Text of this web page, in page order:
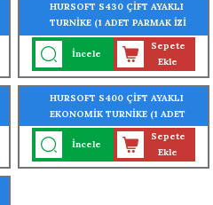
HURSOFT S430 ÇİFT AYAKLI
TURNİKE (1 ADET PARMAK İZİ
OKUYUCU TURNİKEYE
MONTELİ)
İncele
Sepete
Ekle
HURSOFT S400 ÇİFT AYAKLI
EKONOMİK TURNİKE (1 ADET
PARMAK İZİ OKUYUCU
TURNİKEYE MONTELİ)
İncele
Sepete
Ekle